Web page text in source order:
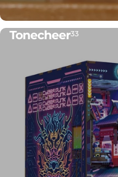
Tonecheer33